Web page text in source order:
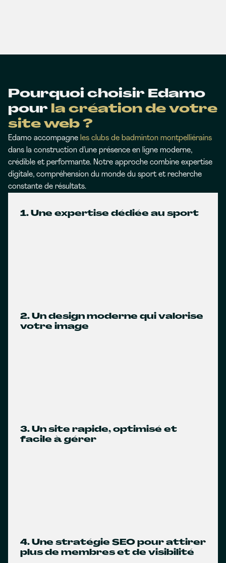
Pourquoi choisir Edamo
pour la création de votre
site web ?
Edamo accompagne les clubs de badminton montpelliérains
dans la construction d’une présence en ligne moderne,
crédible et performante. Notre approche combine expertise
digitale, compréhension du monde du sport et recherche
constante de résultats.
1. Une expertise dédiée au sport
2. Un design moderne qui valorise
votre image
3. Un site rapide, optimisé et
facile à gérer
4. Une stratégie SEO pour attirer
plus de membres et de visibilité